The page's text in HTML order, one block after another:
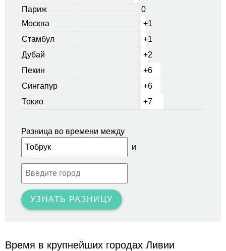
Париж
0
Москва
+1
Стамбул
+1
Дубай
+2
Пекин
+6
Сингапур
+6
Токио
+7
Разница во времени между
и
УЗНАТЬ РАЗНИЦУ
Время в крупнейших городах Ливии